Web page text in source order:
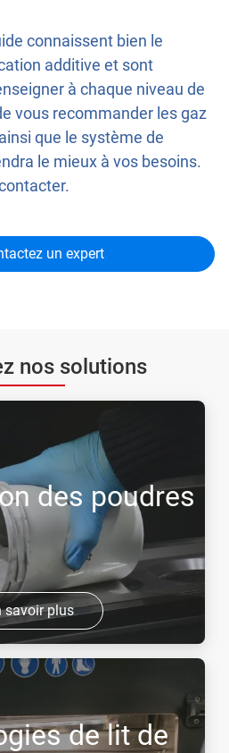
connaissent bien le
additive et sont
à chaque niveau de
vous recommander les gaz
que le système de
le mieux à vos besoins.
un expert
nos solutions
des poudres
savoir plus
de lit de